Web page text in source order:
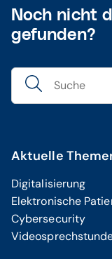
Noch nicht
gefunden?
Aktuelle
Digitalisierung
Elektronische
Cybersecurity